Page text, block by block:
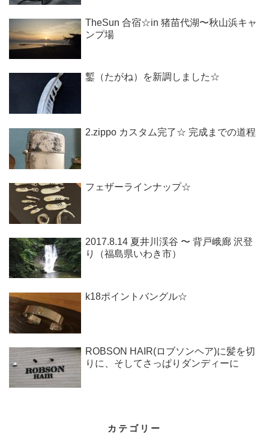
TheSun 合宿☆in 猪苗代湖〜秋山浜キャ
ンプ場
鏨（たがね）を新調しました☆
2.zippo カスタム完了☆ 完成までの道程
フェザーラインナップ☆
2017.8.14 夏井川渓谷 〜 背戸峨廊 沢登
り（福島県いわき市）
k18ポイントバングル☆
ROBSON HAIR(ロブソンヘア)に髪を切
りに、そしてさっぱりダンディーに
カテゴリー